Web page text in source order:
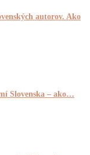
autorov. Ako
Slovenska – ako…